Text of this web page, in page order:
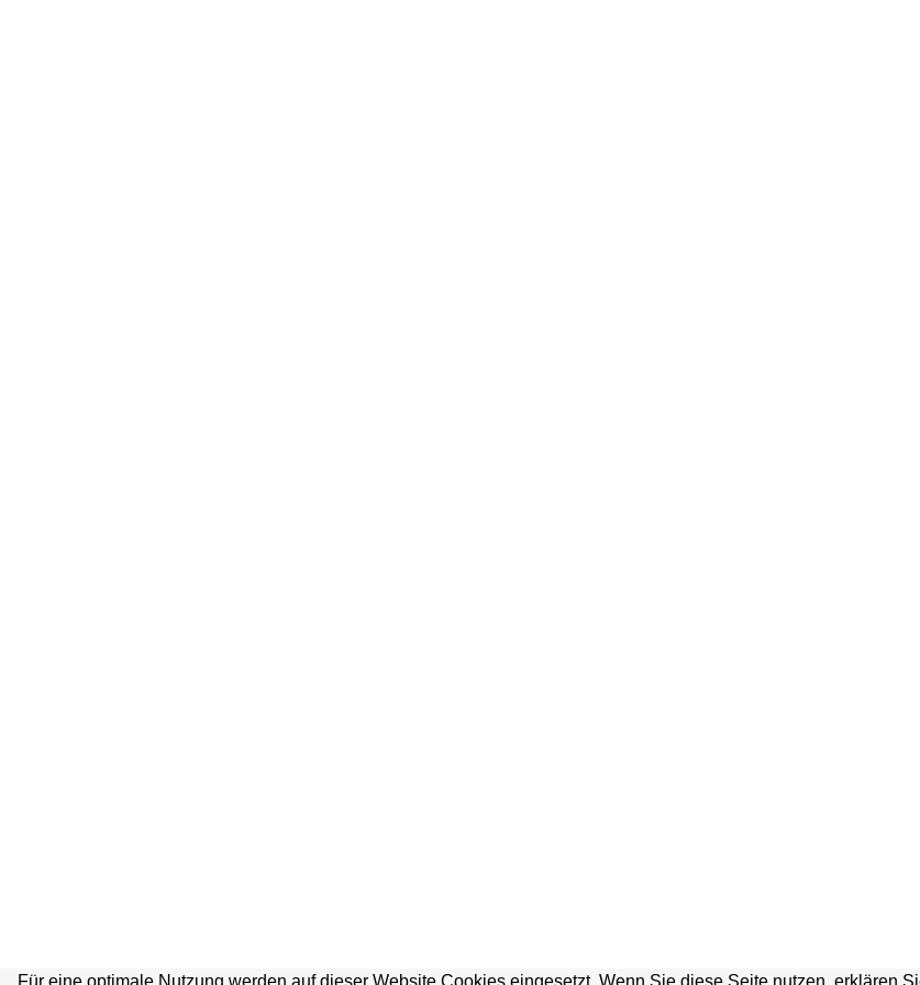
Für eine optimale Nutzung werden auf dieser Website Cookies eingesetzt. Wenn Sie diese Seite nutzen, erklären